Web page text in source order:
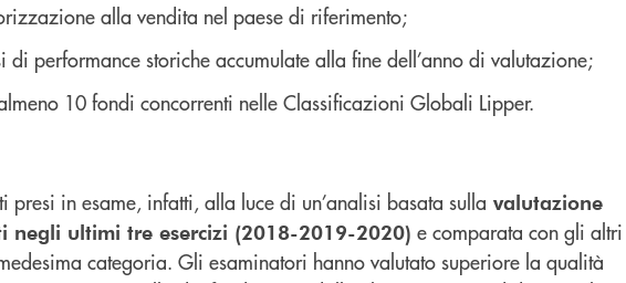
alla vendita nel paese di riferimento;
di performance storiche accumulate alla fine dell’anno di valutazione;
10 fondi concorrenti nelle Classificazioni Globali Lipper.
presi in esame, infatti, alla luce di un’analisi basata sulla valutazione
negli ultimi tre esercizi (2018-2019-2020) e comparata con gli altri
categoria. Gli esaminatori hanno valutato superiore la qualità